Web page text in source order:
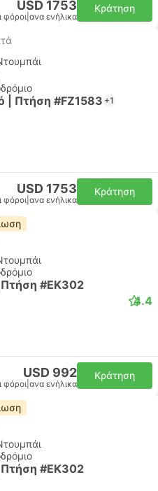
USD 1753
φόροι ανα ενήλικα
Κράτηση
| Πτήση #FZ1583 +1
USD 1753
φόροι ανα ενήλικα
Κράτηση
#EK302
4.4
USD 992
φόροι ανα ενήλικα
Κράτηση
#EK302